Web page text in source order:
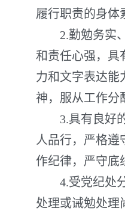
履行职责的身体
2.勤勉务实、
和责任心强，具
力和文字表达能
神，服从工作分
3.具有良好的
人品行，严格遵
作纪律，严守底
4.受党纪处分
处理或诫勉处理